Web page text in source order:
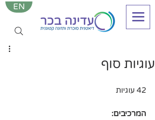
EN
עוגיות סוף
42 עוגיות
המרכיבים: